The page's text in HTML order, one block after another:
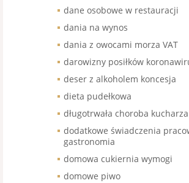
dane osobowe w restauracji
dania na wynos
dania z owocami morza VAT
darowizny posiłków
deser z alkoholem koncesja
dieta pudełkowa
długotrwała choroba kucharza
dodatkowe świadczenia
gastronomia
domowa cukiernia wymogi
domowe piwo